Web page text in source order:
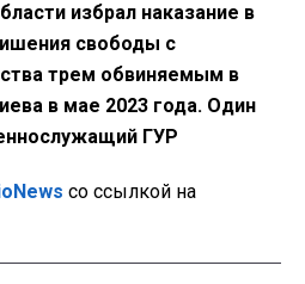
избрал наказание в
свободы с
трем обвиняемым в
в мае 2023 года. Один
ГУР
со ссылкой на